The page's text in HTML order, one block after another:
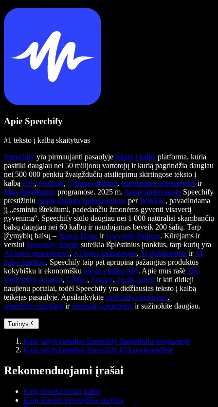
Apie Speechify
#1 teksto į kalbą skaitytuvas
Speechify yra pirmaujanti pasaulyje teksto į kalbą platforma, kuria
pasitiki daugiau nei 50 milijonų vartotojų ir kurią pagrindžia daugiau
nei 500 000 penkių žvaigždučių atsiliepimų skirtingose teksto į
kalbą iOS, Android, Chrome plėtinio, internetinės programėlės ir
Mac darbalaukio programose. 2025 m. Apple apdovanojo Speechify
prestižiniu Apple dizaino apdovanojimu perWWDC, pavadindama
jį „esminiu ištekliumi, padedančiu žmonėms gyventi visavertį
gyvenimą“. Speechify siūlo daugiau nei 1 000 natūraliai skambančių
balsų daugiau nei 60 kalbų ir naudojamas beveik 200 šalių. Tarp
įžymybių balsų – Snoop Dogg irGwyneth Paltrow. Kūrėjams ir
verslui Speechify Studio suteikia išplėstinius įrankius, tarp kurių yra
AI balso generatorius, AI balso klonavimas, AI dubliavimas irAI
balso keitiklis. Speechify taip pat aprūpina pažangius produktus
kokybišku ir ekonomišku teksto į kalbą API. Apie mus rašė The
Wall Street Journal, CNBC, Forbes, TechCrunch ir kiti didieji
naujienų portalai, todėl Speechify yra didžiausias teksto į kalbą
teikėjas pasaulyje. Apsilankykite speechify.com/news,
speechify.com/blog irspeechify.com/press ir sužinokite daugiau.
Turinys
Kaip rašyti pastabas Speechify žiniatinklio programoje
Kaip rašyti pastabas Speechify iOS programėlėje
Rekomenduojami įrašai
Kaip išmokti lenkų kalbą
Kaip išmokti norvegišką akcentą